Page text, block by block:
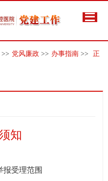
>> 党风廉政 >> 办事指南 >>
正
知
受理范围